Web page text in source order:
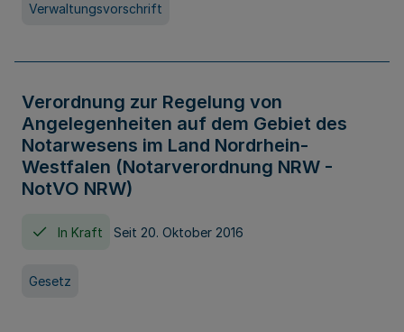
Verwaltungsvorschrift
Verordnung zur Regelung von
Angelegenheiten auf dem Gebiet des
Notarwesens im Land Nordrhein-
Westfalen (Notarverordnung NRW -
NotVO NRW)
In Kraft Seit 20. Oktober 2016
Gesetz